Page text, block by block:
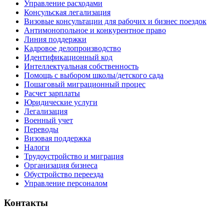
Управление расходами
Консульская легализация
Визовые консультации для рабочих и бизнес поездок
Антимонопольное и конкурентное право
Линия поддержки
Кадровое делопроизводство
Идентификационный код
Интеллектуальная собственность
Помощь с выбором школы/детского сада
Пошаговый миграционный процес
Расчет зарплаты
Юридические услуги
Легализация
Военный учет
Переводы
Визовая поддержка
Налоги
Трудоустройство и миграция
Организация бизнеса
Обустройство переезда
Управление персоналом
Контакты